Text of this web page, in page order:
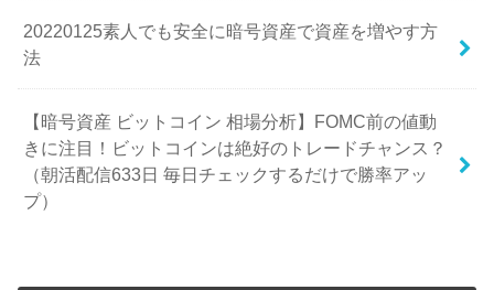
20220125素人でも安全に暗号資産で資産を増やす方
法
【暗号資産 ビットコイン 相場分析】FOMC前の値動
きに注目！ビットコインは絶好のトレードチャンス？
（朝活配信633日 毎日チェックするだけで勝率アッ
プ）